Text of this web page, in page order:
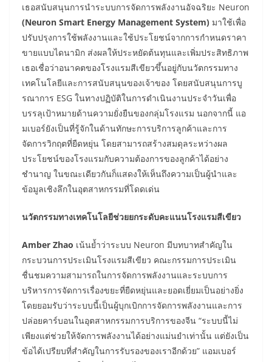
เธอสนับสนุนการนำระบบการจัดการพลังงานอัจฉริยะ Neuron
(Neuron Smart Energy Management System) มาใช้เพื่อ
ปรับปรุงการใช้พลังงานและใช้ประโยชน์จากการกำหนดราคา
ขายแบบไดนามิก ส่งผลให้ประหยัดต้นทุนและเพิ่มประสิทธิภาพ
เธอเชื่อว่าอนาคตของโรงแรมสีเขียวขึ้นอยู่กับนวัตกรรมทาง
เทคโนโลยีและการสนับสนุนของเจ้าของ โดยสนับสนุนการบู
รณาการ ESG ในทางปฏิบัติในการดำเนินงานประจำวันเพื่อ
บรรลุเป้าหมายด้านความยั่งยืนของกลุ่มโรงแรม นอกจากนี้ แอ
มเบอร์ยังเป็นที่รู้จักในด้านทักษะการบริการลูกค้าและการ
จัดการวิกฤตที่ยืดหยุ่น โดยสามารถสร้างสมดุลระหว่างผล
ประโยชน์ของโรงแรมกับความต้องการของลูกค้าได้อย่าง
ชำนาญ ในขณะเดียวกันก็แสดงให้เห็นถึงความเป็นผู้นำและ
ข้อมูลเชิงลึกในอุตสาหกรรมที่โดดเด่น
นวัตกรรมทางเทคโนโลยีช่วยยกระดับคะแนนโรงแรมสีเขียว
Amber Zhao เน้นย้ำว่าระบบ Neuron มีบทบาทสำคัญใน
กระบวนการประเมินโรงแรมสีเขียว คณะกรรมการประเมิน
ชื่นชมความสามารถในการจัดการพลังงานและระบบการ
บริหารการจัดการเรื่องขยะที่ยืดหยุ่นและยอดเยี่ยมเป็นอย่างยิ่ง
โดยยอมรับว่าระบบนี้เป็นผู้บุกเบิกการจัดการพลังงานและการ
ปล่อยคาร์บอนในอุตสาหกรรมการบริการของจีน “ระบบนี้ไม่
เพียงแต่ช่วยให้จัดการพลังงานได้อย่างแม่นยำเท่านั้น แต่ยังเป็น
ข้อได้เปรียบที่สำคัญในการรับรองของเราอีกด้วย” แอมเบอร์